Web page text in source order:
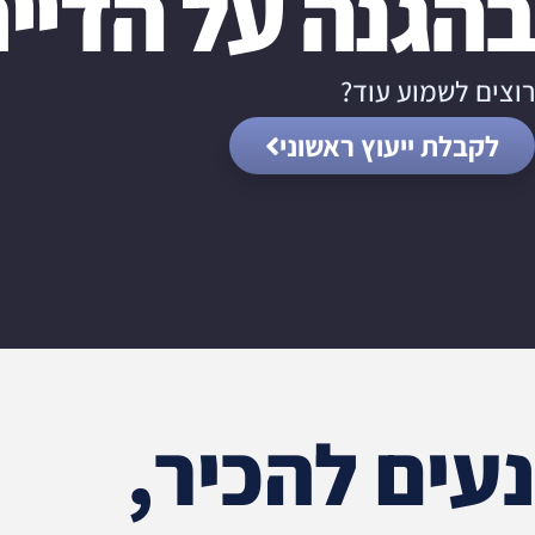
רוצים לשמוע עוד?
לקבלת ייעוץ ראשוני
נעים להכיר,